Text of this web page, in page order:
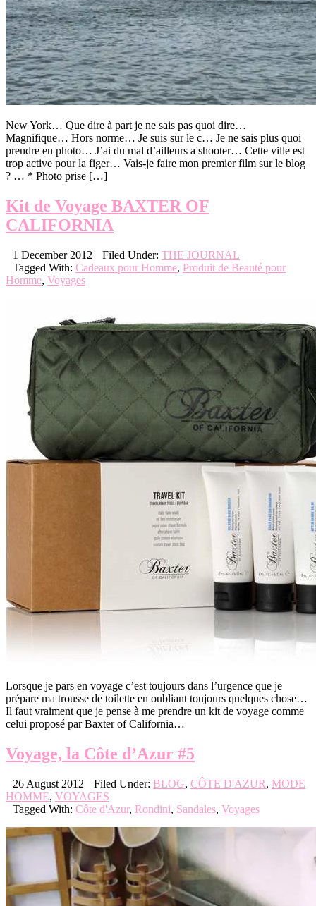
New York… Que dire à part je ne sais pas quoi dire…
Magnifique… Hors norme… Je suis sur le c… Je ne sais plus quoi
prendre en photo… J’ai du mal d’ailleurs a shooter… Cette ville est
trop active pour la figer… Vais-je faire mon premier film sur le blog
? … * Photo prise […]
Kit de Voyage BAXTER OF
CALIFORNIA
1 December 2012 Filed Under: THE JOURNAL
Tagged With: Cadeaux pour Homme, Produit de Beauté pour
Homme, Voyages
Lorsque je pars en voyage c’est toujours dans l’urgence que je
prépare ma trousse de toilette en oubliant toujours quelques chose…
Il faut vraiment que je pense à me prendre un kit de voyage comme
celui proposé par Baxter of California…
Voyage, la Côte d’Azur #5
26 August 2012 Filed Under: BLOG, CÔTE D'AZUR, MODE
HOMME, VOYAGES
Tagged With: Côte d'Azur, Rondini, Sandales, Voyages